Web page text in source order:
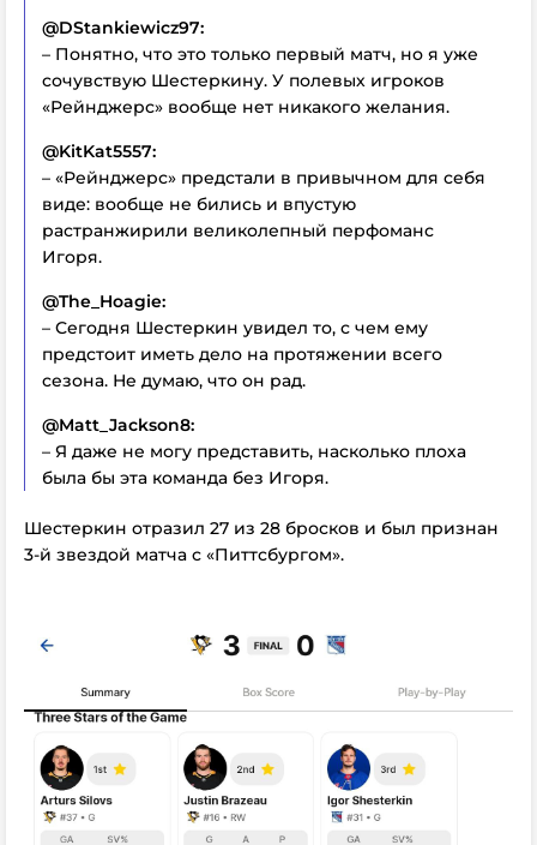
@DStankiewicz97:
– Понятно, что это только первый матч, но я уже
сочувствую Шестеркину. У полевых игроков
«Рейнджерс» вообще нет никакого желания.
@KitKat5557:
– «Рейнджерс» предстали в привычном для себя
виде: вообще не бились и впустую
растранжирили великолепный перфоманс
Игоря.
@The_Hoagie:
– Сегодня Шестеркин увидел то, с чем ему
предстоит иметь дело на протяжении всего
сезона. Не думаю, что он рад.
@Matt_Jackson8:
– Я даже не могу представить, насколько плоха
была бы эта команда без Игоря.
Шестеркин отразил 27 из 28 бросков и был признан
3-й звездой матча с «Питтсбургом».